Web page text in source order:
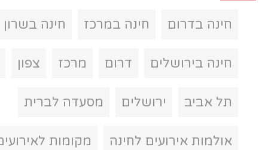
חינה במרכז חינה בשרון חינה בצפון
דרום מרכז צפון שרון
מסעדה לברית
לחינה מקומות לאירועים קטנים